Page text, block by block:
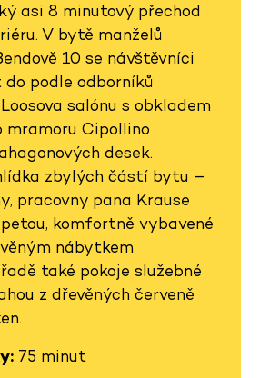
asi 8 minutový přechod
V bytě manželů
10 se návštěvníci
podle odborníků
salónu s obkladem
mramoru Cipollino
desek.
zbylých částí bytu –
pracovny pana Krause
komfortně vybavené
nábytkem
také pokoje služebné
z dřevěných červeně
75 minut